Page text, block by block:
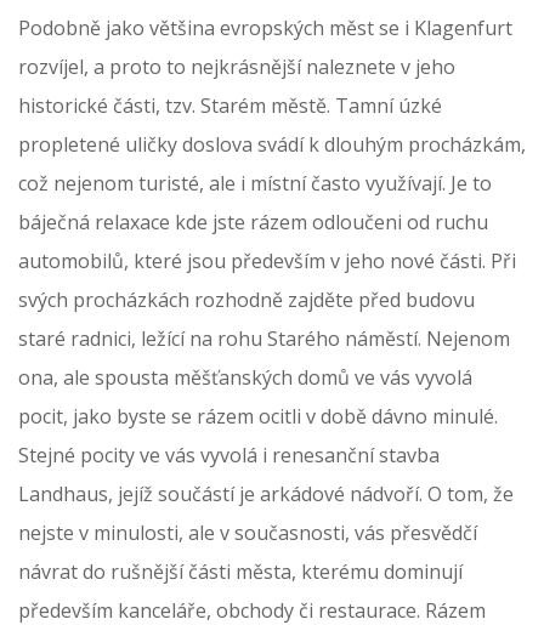
Podobně jako většina evropských měst se i Klagenfurt
rozvíjel, a proto to nejkrásnější naleznete v jeho
historické části, tzv. Starém městě. Tamní úzké
propletené uličky doslova svádí k dlouhým procházkám,
což nejenom turisté, ale i místní často využívají. Je to
báječná relaxace kde jste rázem odloučeni od ruchu
automobilů, které jsou především v jeho nové části. Při
svých procházkách rozhodně zajděte před budovu
staré radnici, ležící na rohu Starého náměstí. Nejenom
ona, ale spousta měšťanských domů ve vás vyvolá
pocit, jako byste se rázem ocitli v době dávno minulé.
Stejné pocity ve vás vyvolá i renesanční stavba
Landhaus, jejíž součástí je arkádové nádvoří. O tom, že
nejste v minulosti, ale v současnosti, vás přesvědčí
návrat do rušnější části města, kterému dominují
především kanceláře, obchody či restaurace. Rázem